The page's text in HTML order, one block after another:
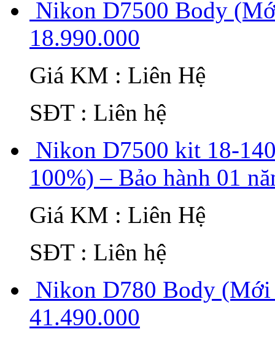
Nikon D7500 Body
18.990.000
Giá KM : Liên Hệ
SĐT : Liên hệ
Nikon D7500 kit 18-
100%) – Bảo hành 01
Giá KM : Liên Hệ
SĐT : Liên hệ
Nikon D780 Body (Mới
41.490.000